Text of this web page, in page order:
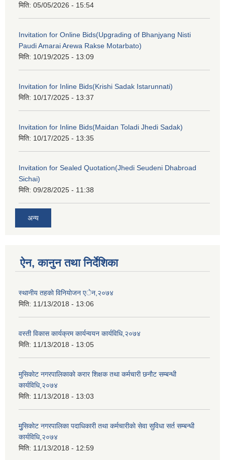
मिति: 05/05/2026 - 15:54
Invitation for Online Bids(Upgrading of Bhanjyang Nisti
Paudi Amarai Arewa Rakse Motarbato)
मिति: 10/19/2025 - 13:09
Invitation for Inline Bids(Krishi Sadak Istarunnati)
मिति: 10/17/2025 - 13:37
Invitation for Inline Bids(Maidan Toladi Jhedi Sadak)
मिति: 10/17/2025 - 13:35
Invitation for Sealed Quotation(Jhedi Seudeni Dhabroad
Sichai)
मिति: 09/28/2025 - 11:38
अन्य
ऐन, कानुन तथा निर्देशिका
स्थानीय तहकाे विनियाेजन एेन,२०७४
मिति: 11/13/2018 - 13:06
वस्ती विकास कार्यक्रम कार्यन्वयन कार्यविधि,२०७४
मिति: 11/13/2018 - 13:05
मुसिकाेट नगरपालिकाकाे करार शिक्षक तथा कर्मचारी छनाैट सम्बन्धी
कार्यविधि,२०७४
मिति: 11/13/2018 - 13:03
मुुसिकाेट नगरपालिका पदाधिकारी तथा कर्मचारीकाे सेवा सुविधा सर्त सम्बन्धी
कार्यविधि,२०७४
मिति: 11/13/2018 - 12:59